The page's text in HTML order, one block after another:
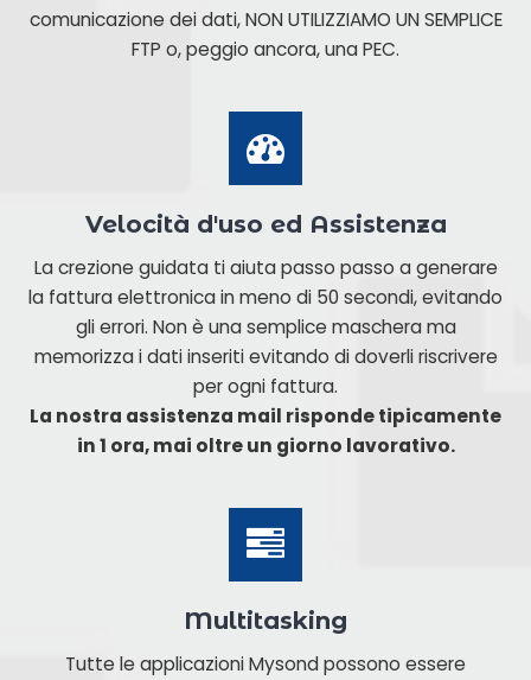
comunicazione dei dati, NON UTILIZZIAMO UN SEMPLICE
FTP o, peggio ancora, una PEC.
Velocità d'uso ed Assistenza
La crezione guidata ti aiuta passo passo a generare
la fattura elettronica in meno di 50 secondi, evitando
gli errori. Non è una semplice maschera ma
memorizza i dati inseriti evitando di doverli riscrivere
per ogni fattura.
La nostra assistenza mail risponde tipicamente
in 1 ora, mai oltre un giorno lavorativo.
Multitasking
Tutte le applicazioni Mysond possono essere